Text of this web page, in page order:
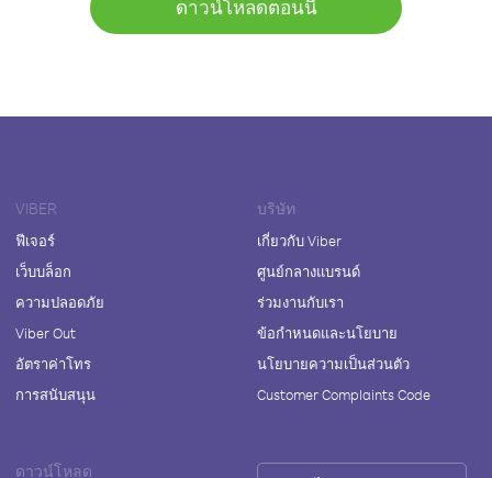
ดาวน์โหลดตอนนี้
VIBER
ฟีเจอร์
เว็บบล็อก
ความปลอดภัย
Viber Out
อัตราค่าโทร
การสนับสนุน
บริษัท
เกี่ยวกับ Viber
ศูนย์กลางแบรนด์
ร่วมงานกับเรา
ข้อกำหนดและนโยบาย
นโยบายความเป็นส่วนตัว
Customer Complaints Code
ดาวน์โหลด